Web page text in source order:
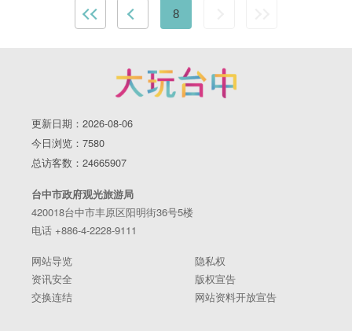
8
更新日期：2026-08-06
今日浏览：7580
总访客数：24665907
台中市政府观光旅游局
420018台中市丰原区阳明街36号5楼
电话 +886-4-2228-9111
网站导览
隐私权
资讯安全
版权宣告
交换连结
网站资料开放宣告